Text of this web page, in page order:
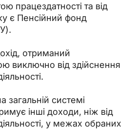
працездатності та від
є Пенсійний фонд
отриманий
виключно від здійснення
системі
інші доходи, ніж від
у межах обраних